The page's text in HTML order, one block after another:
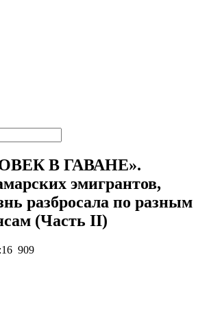
В ГАВАНЕ».
эмигрантов,
разбросала по разным
(Часть II)
909